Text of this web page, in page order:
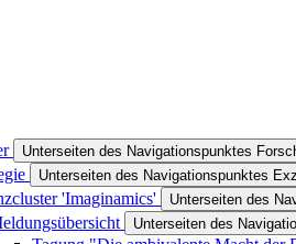
Unterseiten des Navigationspunktes
Unterseiten des Navigationspunktes
'Imaginamics' Unterseiten des
Unterseiten des